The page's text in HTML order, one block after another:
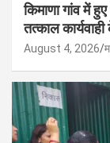
किमाणा गांव में
तत्काल कार्यवाही
August 4, 2026